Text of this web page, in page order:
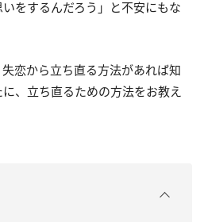
いをするんだろう」と不安にもな
失恋から立ち直る方法があれば知
、立ち直るための方法をお教え